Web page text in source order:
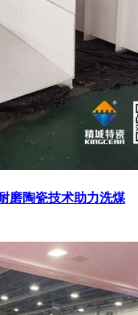
磨陶瓷技术助力洗煤